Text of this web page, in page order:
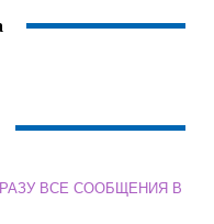
ВСЕ СООБЩЕНИЯ В